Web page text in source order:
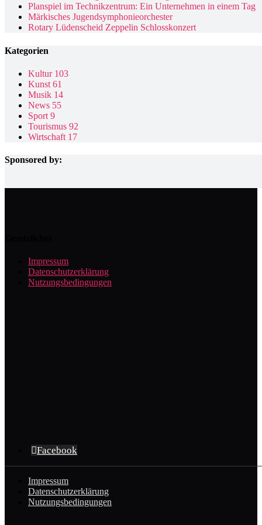
Planspiel im Technikzentrum: Ein Unternehmen in einem Tag
Märkisches Jugendsymphonieorchester
Rotary Lüdenscheid Zeppelin Schlosskonzert
Kategorien
Kultur 103
Kunst 61
Musik 14
News 55
Sport 9
Tourismus 92
Wirtschaft 17
Sponsored by:
Impressum
Datenschutzerklärung
Nutzungsbedingungen
Facebook
Impressum
Datenschutzerklärung
Nutzungsbedingungen